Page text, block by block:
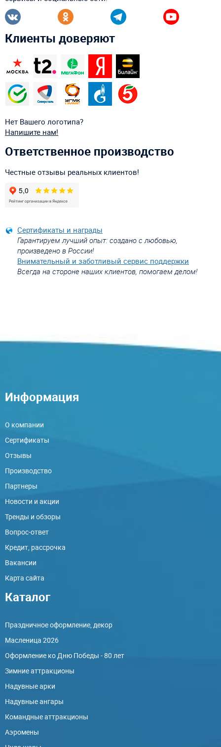
Клиенты доверяют
Нет Вашего логотипа?
Напишите нам!
Ответственное производство
Честные отзывы реальных клиентов!
Сертификаты и награды
Гарантируем лучший опыт: создано с любовью,
произведено в России!
Внимательный и заботливый сервис поддержки
Всегда на стороне наших клиентов, помогаем делом!
Информация
О компании
Сертификаты
Отзывы
Производство
Партнеры
Новости и акции
Тренды и обзоры
Вопрос-ответ
Кредит, рассрочка
Вакансии
Карта сайта
Каталог
Праздничное оформление, декор
Масленица 2026
Оформление ко Дню Победы - 80 лет
Зимние аттракционы
Надувные арки
Надувные ангары
Командные аттракционы
Аэромены